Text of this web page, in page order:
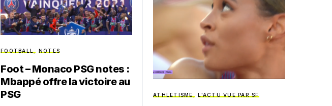
FOOTBALL NOTES
Foot – Monaco PSG notes :
Mbappé offre la victoire au
PSG
ATHLETISME L'ACTU VUE PAR SF